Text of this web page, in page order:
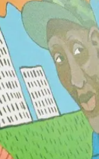
D’INFOS DU